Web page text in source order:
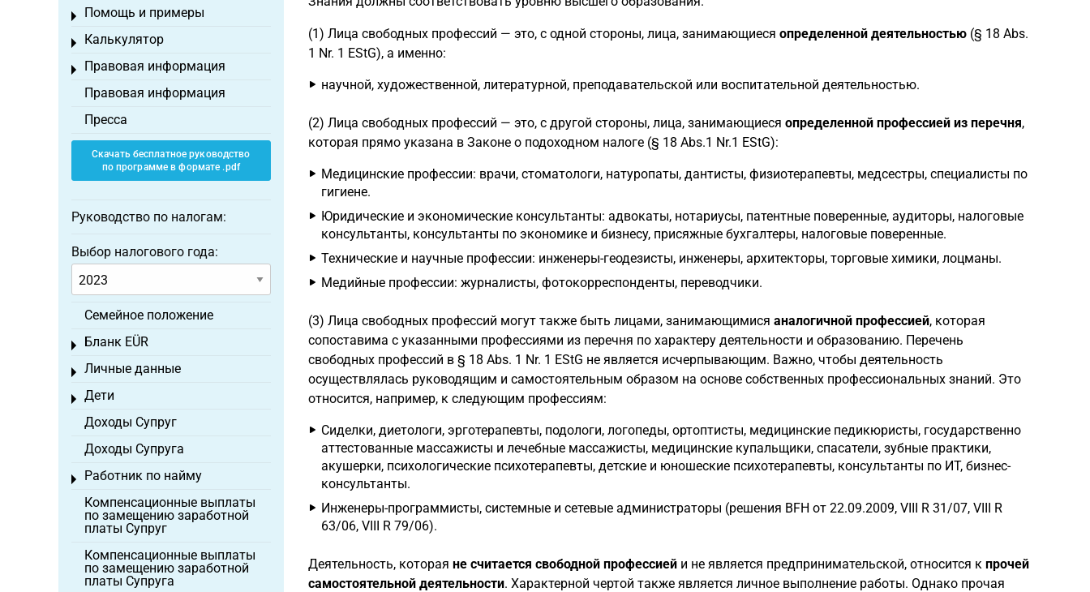
(1) Лица свободных профессий — это, с одной стороны, лица, занимающиеся определенной деятельностью(§ 18 Abs.
1 Nr. 1 EStG), а именно:
научной, художественной, литературной, преподавательской или воспитательной деятельностью.
(2) Лица свободных профессий — это, с другой стороны, лица, занимающиеся определенной профессией из перечня,
которая прямо указана в Законе о подоходном налоге (§ 18 Abs.1 Nr.1 EStG):
Медицинские профессии: врачи, стоматологи, натуропаты, дантисты, физиотерапевты, медсестры, специалисты по
гигиене.
Юридические и экономические консультанты: адвокаты, нотариусы, патентные поверенные, аудиторы, налоговые
консультанты, консультанты по экономике и бизнесу, присяжные бухгалтеры, налоговые поверенные.
Технические и научные профессии: инженеры-геодезисты, инженеры, архитекторы, торговые химики, лоцманы.
Медийные профессии: журналисты, фотокорреспонденты, переводчики.
(3) Лица свободных профессий могут также быть лицами, занимающимися аналогичной профессией, которая
сопоставима с указанными профессиями из перечня по характеру деятельности и образованию. Перечень
свободных профессий в § 18 Abs. 1 Nr. 1 EStG не является исчерпывающим. Важно, чтобы деятельность
осуществлялась руководящим и самостоятельным образом на основе собственных профессиональных знаний. Это
относится, например, к следующим профессиям:
Сиделки, диетологи, эрготерапевты, подологи, логопеды, ортоптисты, медицинские педикюристы, государственно
аттестованные массажисты и лечебные массажисты, медицинские купальщики, спасатели, зубные практики,
акушерки, психологические психотерапевты, детские и юношеские психотерапевты, консультанты по ИТ, бизнес-
консультанты.
Инженеры-программисты, системные и сетевые администраторы (решения BFH от 22.09.2009, VIII R 31/07, VIII R
63/06, VIII R 79/06).
Деятельность, которая не считается свободной профессиейи не является предпринимательской, относится к прочей
самостоятельной деятельности. Характерной чертой также является личное выполнение работы. Однако прочая
Помощь и примеры
Toggle menu
Калькулятор
Toggle menu
Правовая информация
Toggle menu
Правовая информация
Пресса
Скачать бесплатное руководство
по программе в формате .pdf
Руководство по налогам:
Выбор налогового года:
Семейное положение
Бланк EÜR
Toggle menu
Личные данные
Toggle menu
Дети
Toggle menu
Доходы Супруг
Доходы Супруга
Работник по найму
Toggle menu
Компенсационные выплаты
по замещению заработной
платы Супруг
Компенсационные выплаты
по замещению заработной
платы Супруга